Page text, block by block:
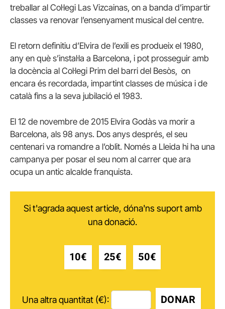
treballar al Col·legi Las Vizcainas, on a banda d’impartir
classes va renovar l’ensenyament musical del centre.
El retorn definitiu d’Elvira de l’exili es produeix el 1980,
any en què s’instal·la a Barcelona, i pot prosseguir amb
la docència al Col·legi Prim del barri del Besòs, on
encara és recordada, impartint classes de música i de
català fins a la seva jubilació el 1983.
El 12 de novembre de 2015 Elvira Godàs va morir a
Barcelona, als 98 anys. Dos anys després, el seu
centenari va romandre a l’oblit. Només a Lleida hi ha una
campanya per posar el seu nom al carrer que ara
ocupa un antic alcalde franquista.
Si t'agrada aquest article, dóna'ns suport amb
una donació.
10€ 25€ 50€
Una altra quantitat (€): DONAR